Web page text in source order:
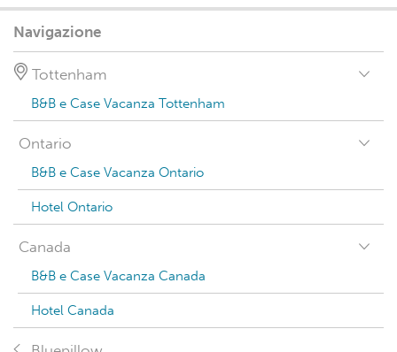
Navigazione
Tottenham
B&B e Case Vacanza Tottenham
Ontario
B&B e Case Vacanza Ontario
Hotel Ontario
Canada
B&B e Case Vacanza Canada
Hotel Canada